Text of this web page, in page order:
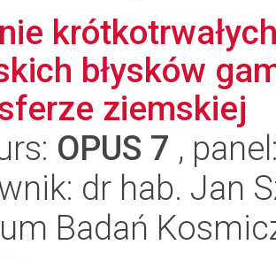
błysków
ziemskiej
OPUS 7 ,
dr hab. Jan
Badań